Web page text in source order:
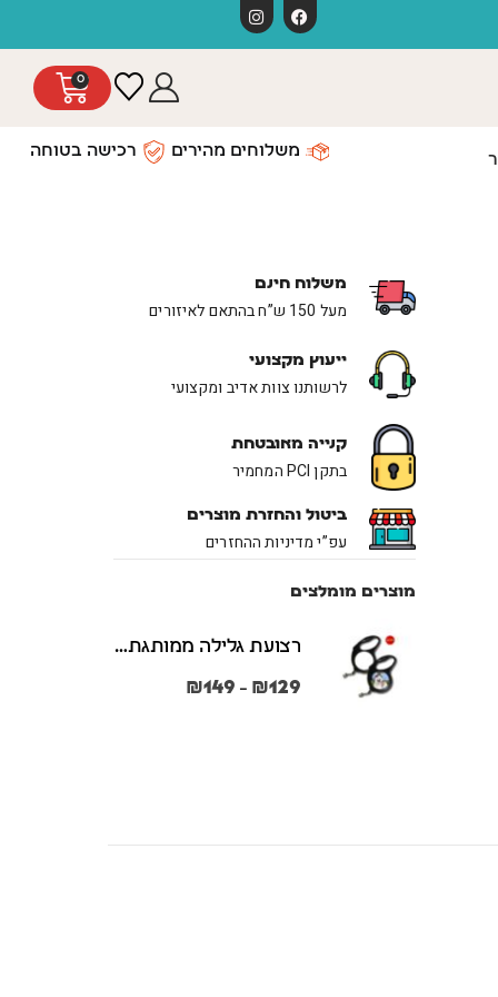
0
משלוחים מהירים רכישה בטוחה
משלוח חינם
מעל 150 ש”ח בהתאם לאיזורים
ייעוץ מקצועי
לרשותנו צוות אדיב ומקצועי
קנייה מאובטחת
בתקן PCI המחמיר
ביטול והחזרת מוצרים
עפ”י מדיניות ההחזרים
מוצרים מומלצים
רצועת גלילה ממותגת משני הצדדים צבע שחור במידות S + M
₪129
–
₪149